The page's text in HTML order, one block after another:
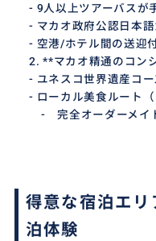
- 9人以上ツアーバスが
- マカオ政府公認日本
- 空港/ホテル間の送迎
2. **マカオ精通のコン
- ユネスコ世界遺産コー
- ローカル美食ルート
- 完全オーダーメイ
得意な宿泊エ
泊体験